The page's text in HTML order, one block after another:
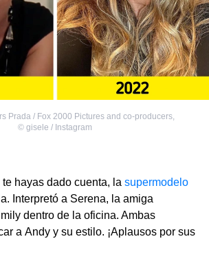
Prada / Fox 2000 Pictures and co-producers,
© gisele / Instagram
hayas dado cuenta, la supermodelo
Interpretó a Serena, la amiga
dentro de la oficina. Ambas
a Andy y su estilo. ¡Aplausos por sus